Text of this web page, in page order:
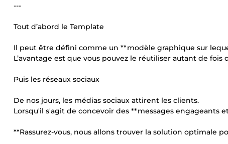
---
Tout d’abord le Template
Il peut être défini comme un **modèle graphique sur
L’avantage est que vous pouvez le réutiliser autant de fois
Puis les réseaux sociaux
De nos jours, les médias sociaux attirent les clients.
Lorsqu'il s'agit de concevoir des **messages engageants
**Rassurez-vous, nous allons trouver la solution optimale